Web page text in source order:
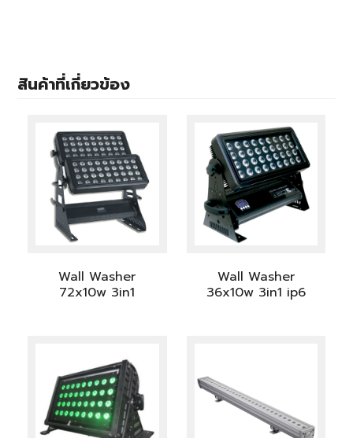
สินค้าที่เกี่ยวข้อง
Wall Washer
72x10w 3in1
Wall Washer
36x10w 3in1 ip6